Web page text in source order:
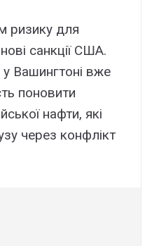
ризику для
санкції США.
Вашингтоні вже
поновити
нафти, які
через конфлікт